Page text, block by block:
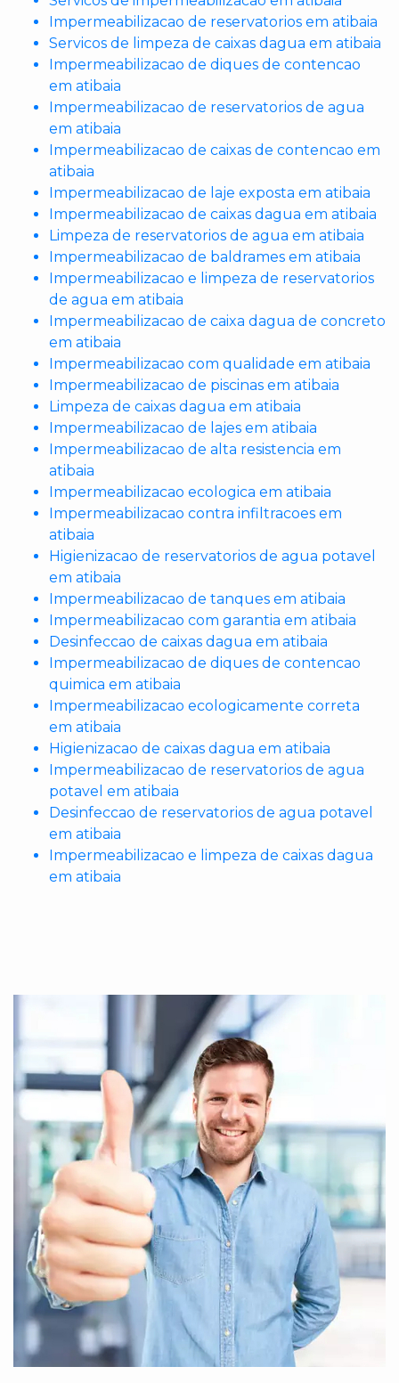
Impermeabilizacao de reservatorios em atibaia
Servicos de limpeza de caixas dagua em atibaia
Impermeabilizacao de diques de contencao
em atibaia
Impermeabilizacao de reservatorios de agua
em atibaia
Impermeabilizacao de caixas de contencao em
atibaia
Impermeabilizacao de laje exposta em atibaia
Impermeabilizacao de caixas dagua em atibaia
Limpeza de reservatorios de agua em atibaia
Impermeabilizacao de baldrames em atibaia
Impermeabilizacao e limpeza de reservatorios
de agua em atibaia
Impermeabilizacao de caixa dagua de concreto
em atibaia
Impermeabilizacao com qualidade em atibaia
Impermeabilizacao de piscinas em atibaia
Limpeza de caixas dagua em atibaia
Impermeabilizacao de lajes em atibaia
Impermeabilizacao de alta resistencia em
atibaia
Impermeabilizacao ecologica em atibaia
Impermeabilizacao contra infiltracoes em
atibaia
Higienizacao de reservatorios de agua potavel
em atibaia
Impermeabilizacao de tanques em atibaia
Impermeabilizacao com garantia em atibaia
Desinfeccao de caixas dagua em atibaia
Impermeabilizacao de diques de contencao
quimica em atibaia
Impermeabilizacao ecologicamente correta
em atibaia
Higienizacao de caixas dagua em atibaia
Impermeabilizacao de reservatorios de agua
potavel em atibaia
Desinfeccao de reservatorios de agua potavel
em atibaia
Impermeabilizacao e limpeza de caixas dagua
em atibaia